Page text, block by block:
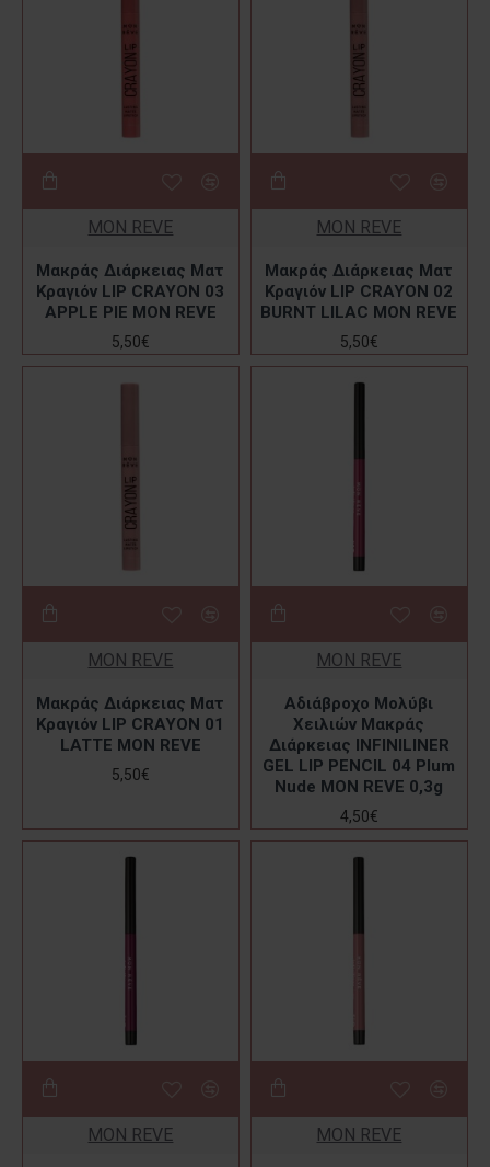
MON REVE
Μακράς Διάρκειας Ματ
Κραγιόν LIP CRAYON 03
APPLE PIE MON REVE
5,50€
MON REVE
Μακράς Διάρκειας Ματ
Κραγιόν LIP CRAYON 02
BURNT LILAC MON REVE
5,50€
MON REVE
Μακράς Διάρκειας Ματ
Κραγιόν LIP CRAYON 01
LATTE MON REVE
5,50€
MON REVE
Αδιάβροχο Μολύβι
Χειλιών Μακράς
Διάρκειας INFINILINER
GEL LIP PENCIL 04 Plum
Nude MON REVE 0,3g
4,50€
MON REVE MON REVE